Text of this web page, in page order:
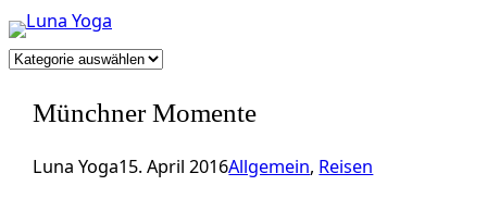
Kategorien
Münchner Momente
Luna Yoga15. April 2016Allgemein, Reisen